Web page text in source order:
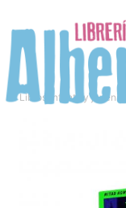
Libros Infantil y juvenil